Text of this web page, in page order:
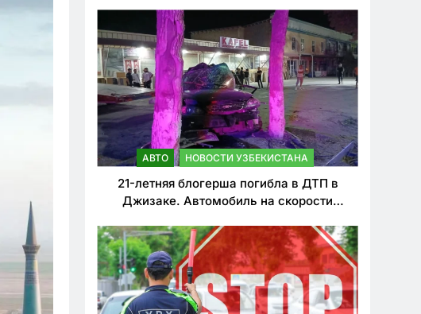
нарушителей ПДД
АВТО НОВОСТИ УЗБЕКИСТАНА
21-летняя блогерша погибла в ДТП в
Джизаке. Автомобиль на скорости